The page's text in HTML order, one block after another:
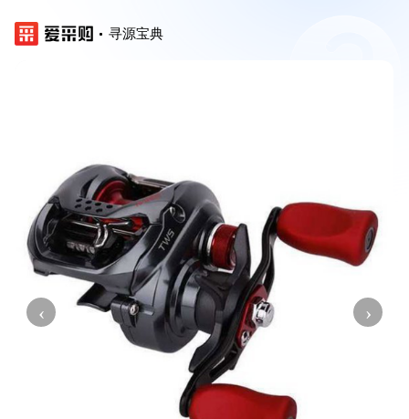
寻源宝典
‹ ›